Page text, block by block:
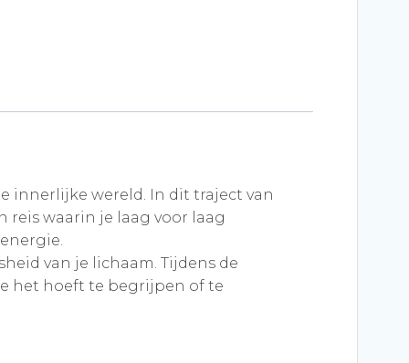
innerlijke wereld. In dit traject van
reis waarin je laag voor laag
van je lichaam. Tijdens de
het hoeft te begrijpen of te